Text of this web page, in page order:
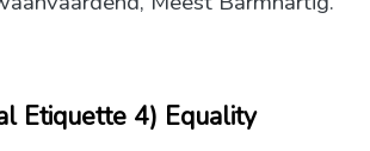
Etiquette 4) Equality